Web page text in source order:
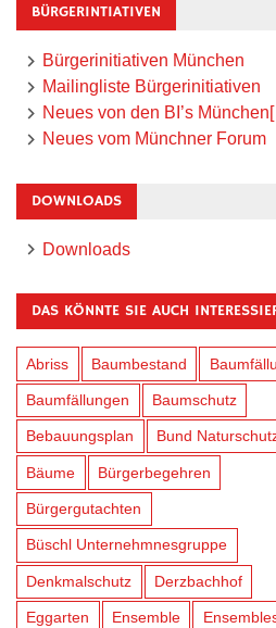
BÜRGERINTIATIVEN
Bürgerinitiativen München
Mailingliste Bürgerinitiativen
Neues von den BI’s München[
Neues vom Münchner Forum
DOWNLOADS
Downloads
DAS KÖNNTE SIE AUCH
Abriss Baumbestand
Baumfällungen Baumschutz
Bebauungsplan Bund
Bäume Bürgerbegehren
Bürgergutachten
Büschl Unternehmnesgruppe
Denkmalschutz Derzbachhof
Eggarten Ensemble